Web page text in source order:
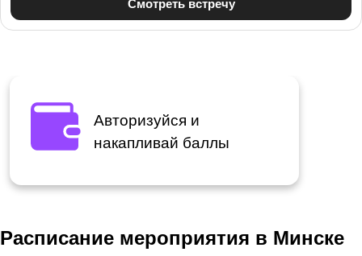
Авторизуйся и
накапливай баллы
Расписание мероприятия в Минске